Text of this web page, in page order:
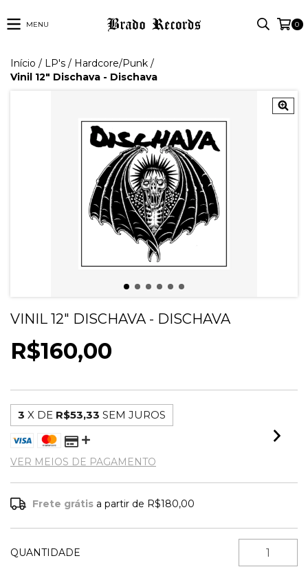
MENU 0
Início / LP's / Hardcore/Punk /
Vinil 12" Dischava - Dischava
VINIL 12" DISCHAVA - DISCHAVA
R$160,00
3 X DE R$53,33 SEM JUROS
VER MEIOS DE PAGAMENTO
Frete grátis a partir de R$180,00
QUANTIDADE